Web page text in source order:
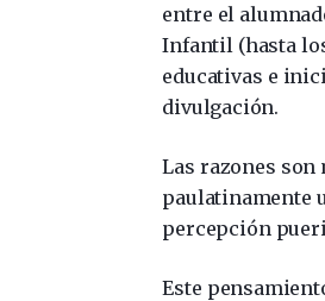
entre el
Infantil (hasta
educativas e
divulgación.
Las razones
paulatinamente
percepción
Este